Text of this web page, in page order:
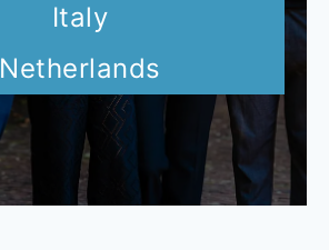
Italy
Netherlands